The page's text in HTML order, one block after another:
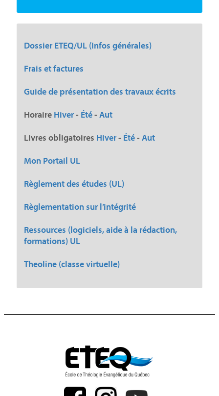
Dossier ETEQ/UL (Infos générales)
Frais et factures
Guide de présentation des travaux écrits
Horaire Hiver- Été- Aut
Livres obligatoires Hiver- Été- Aut
Mon Portail UL
Règlement des études (UL)
Règlementation sur l’intégrité
Ressources (logiciels, aide à la rédaction,
formations) UL
Theoline (classe virtuelle)